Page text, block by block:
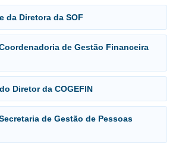
manifestação
ao Cidadão - SIC
de Dados - LGPD
Ouvidorias
da Diretora da SOF
de Gestão Financeira
Diretor da COGEFIN
de Gestão de Pessoas